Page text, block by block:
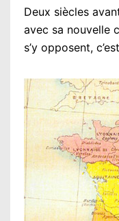
Deux siècles
avec sa nouvelle
s’y opposent,